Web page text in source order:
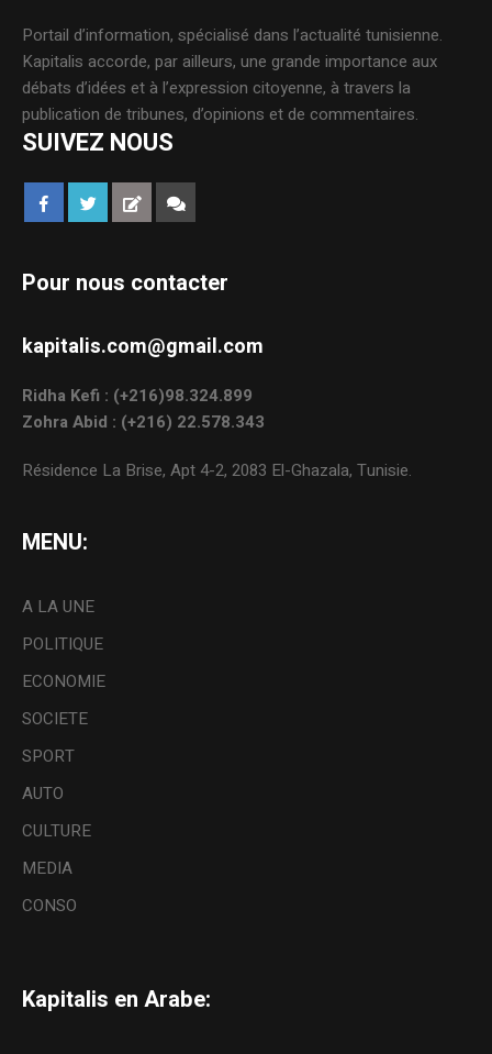
Portail d’information, spécialisé dans l’actualité tunisienne.
Kapitalis accorde, par ailleurs, une grande importance aux
débats d’idées et à l’expression citoyenne, à travers la
publication de tribunes, d’opinions et de commentaires.
SUIVEZ NOUS
Pour nous contacter
kapitalis.com@gmail.com
Ridha Kefi : (+216)98.324.899
Zohra Abid : (+216) 22.578.343
Résidence La Brise, Apt 4-2, 2083 El-Ghazala, Tunisie.
MENU:
A LA UNE
POLITIQUE
ECONOMIE
SOCIETE
SPORT
AUTO
CULTURE
MEDIA
CONSO
Kapitalis en Arabe: